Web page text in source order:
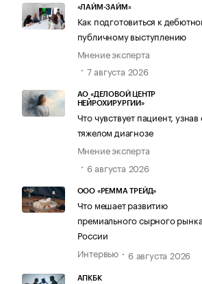
«ЛАЙМ-ЗАЙМ»
Как подготовиться к
публичному выступлению
Мнение эксперта
7 августа 2026
АО «ДЕЛОВОЙ ЦЕНТР
НЕЙРОХИРУРГИИ»
Что чувствует пациент, узнав
тяжелом диагнозе
Мнение эксперта
6 августа 2026
ООО «РЕММА ТРЕЙД»
Что мешает развитию
премиального сырного
России
Интервью
6 августа 2026
АПКБК